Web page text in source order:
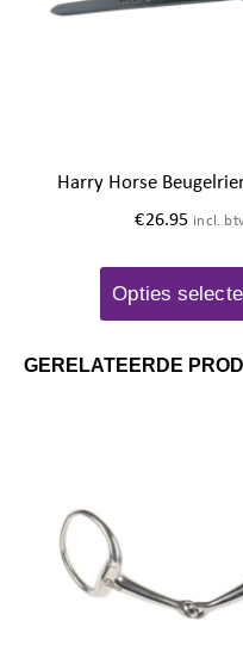
Harry Horse
€26.95 incl.
Opties
GERELATEERDE